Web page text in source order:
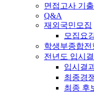
면접고사 기출
Q&A
재외국민모집
모집요
학생부종합
전년도 입시
입시결
최종경
최종 후